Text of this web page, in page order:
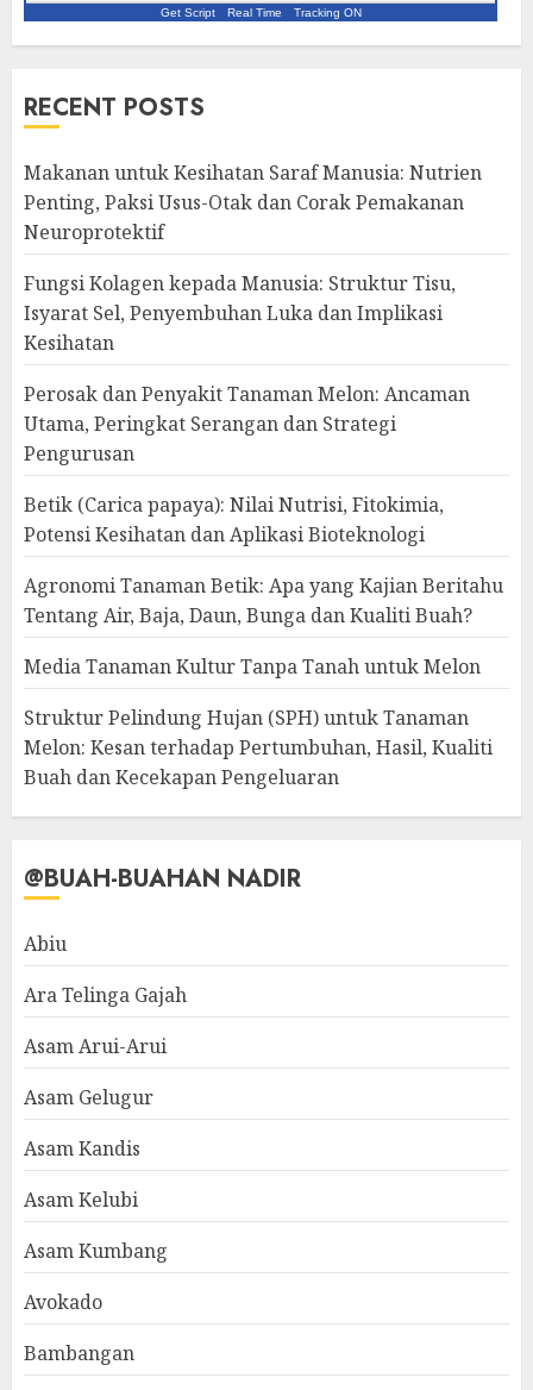
Get Script Real Time Tracking ON
RECENT POSTS
Makanan untuk Kesihatan Saraf Manusia: Nutrien
Penting, Paksi Usus-Otak dan Corak Pemakanan
Neuroprotektif
Fungsi Kolagen kepada Manusia: Struktur Tisu,
Isyarat Sel, Penyembuhan Luka dan Implikasi
Kesihatan
Perosak dan Penyakit Tanaman Melon: Ancaman
Utama, Peringkat Serangan dan Strategi
Pengurusan
Betik (Carica papaya): Nilai Nutrisi, Fitokimia,
Potensi Kesihatan dan Aplikasi Bioteknologi
Agronomi Tanaman Betik: Apa yang Kajian Beritahu
Tentang Air, Baja, Daun, Bunga dan Kualiti Buah?
Media Tanaman Kultur Tanpa Tanah untuk Melon
Struktur Pelindung Hujan (SPH) untuk Tanaman
Melon: Kesan terhadap Pertumbuhan, Hasil, Kualiti
Buah dan Kecekapan Pengeluaran
@BUAH-BUAHAN NADIR
Abiu
Ara Telinga Gajah
Asam Arui-Arui
Asam Gelugur
Asam Kandis
Asam Kelubi
Asam Kumbang
Avokado
Bambangan